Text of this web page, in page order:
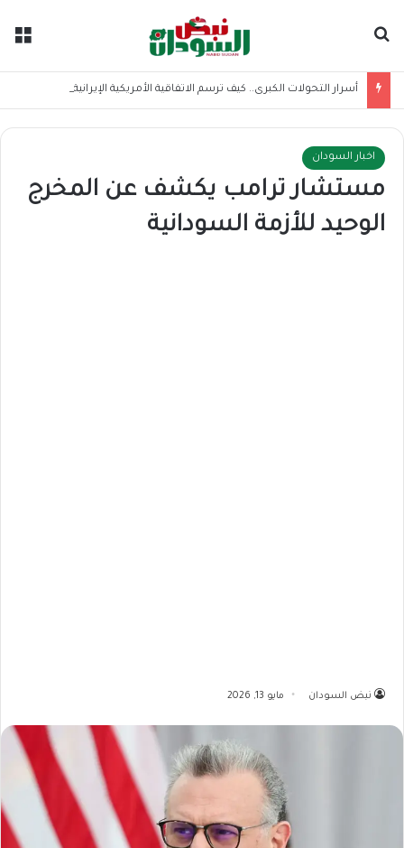
اخبار السودان
مستشار ترامب يكشف عن المخرج
الوحيد للأزمة السودانية
نبض السودان مايو 13, 2026